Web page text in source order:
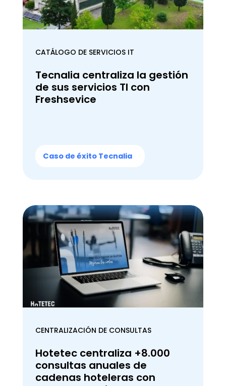
CATÁLOGO DE SERVICIOS IT
Tecnalia centraliza la gestión
de sus servicios TI con
Freshsevice
Caso de éxito Tecnalia
CENTRALIZACIÓN DE CONSULTAS
Hotetec centraliza +8.000
consultas anuales de
cadenas hoteleras con